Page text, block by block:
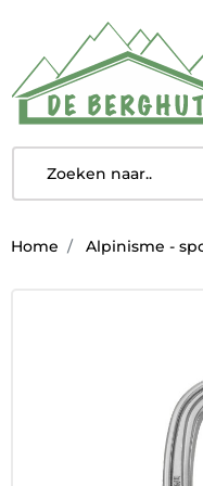
Home Alpinisme -